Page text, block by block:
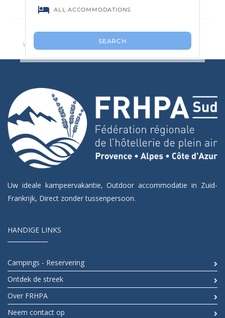
Geen camping gevonden.
We raden u aan het aantal zoekcriteria te verminderen.
Uw ideale kampeervakantie, Outdoor accommodatie in Zuid-
Frankrijk, Direct zonder tussenpersoon.
HANDIGE LINKS
Campings - Reservering
Ontdek de streek
Over FRHPA
Neem contact op